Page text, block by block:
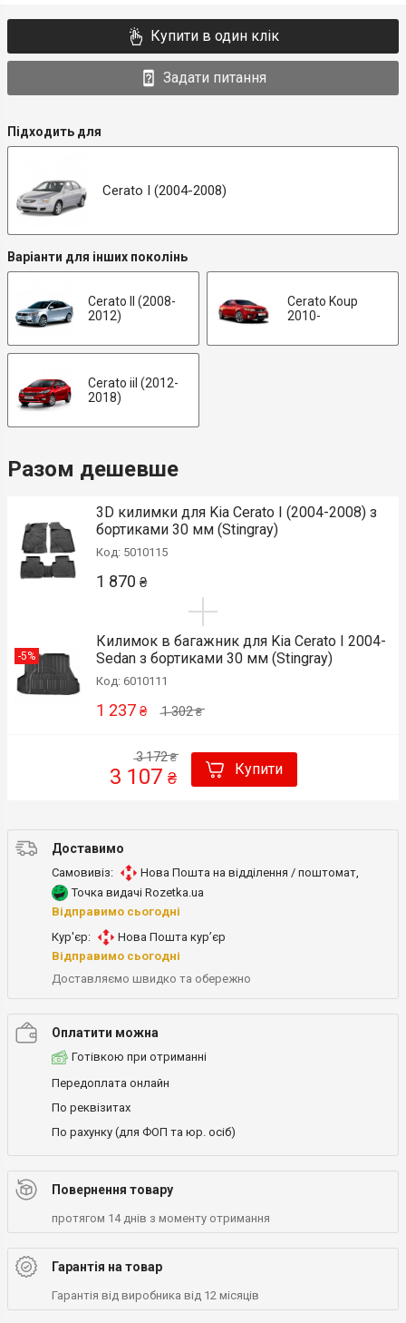
Купити в один клік
Задати питання
Підходить для
Cerato I (2004-2008)
Варіанти для інших поколінь
Cerato II (2008-
2012)
Cerato Koup
2010-
Cerato iiI (2012-
2018)
Разом дешевше
3D килимки для Kia Cerato I (2004-2008) з
бортиками 30 мм (Stingray)
Код: 5010115
1 870 ₴
-5%
Килимок в багажник для Kia Cerato І 2004-
Sedan з бортиками 30 мм (Stingray)
Код: 6010111
1 302₴
1 237 ₴
3 172₴
3 107 ₴ Купити
Доставимо
Самовивіз: Нова Пошта на відділення / поштомат,
Точка видачі Rozetka.ua
Відправимо сьогодні
Кур'єр:
Нова Пошта кур’єр
Відправимо сьогодні
Доставляємо швидко та обережно
Оплатити можна
Готівкою при отриманні
Передоплата онлайн
По реквізитах
По рахунку (для ФОП та юр. осіб)
Повернення товару
протягом 14 днів з моменту отримання
Гарантія на товар
Гарантія від виробника від 12 місяців